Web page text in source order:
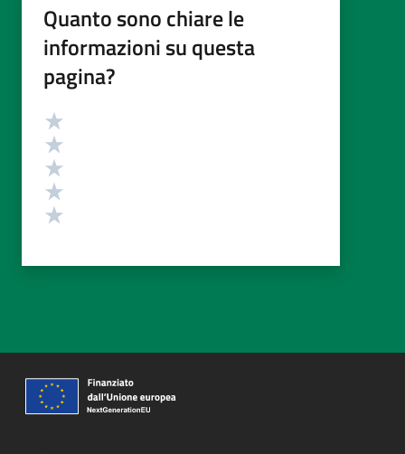
Quanto sono chiare le
informazioni su questa
pagina?
Valutazione